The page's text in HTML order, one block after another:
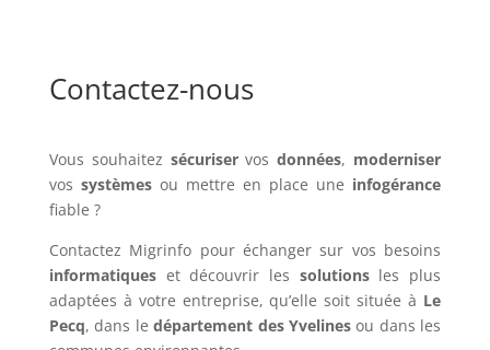
Contactez-nous
Vous souhaitez sécuriservosdonnées, moderniser
vos systèmesou mettre en place une infogérance
fiable ?
Contactez Migrinfo pour échanger sur vos besoins
informatiqueset découvrir les solutionsles plus
adaptées à votre entreprise, qu’elle soit située à Le
Pecq, dans ledépartement des Yvelinesou dans les